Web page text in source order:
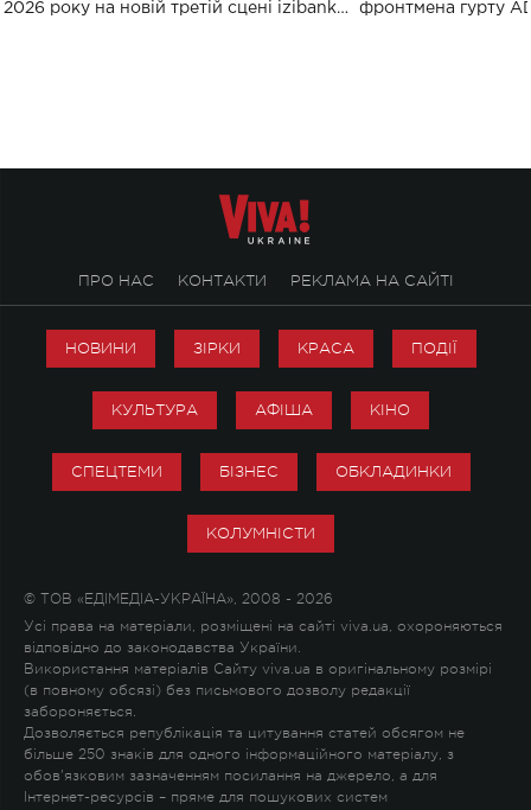
2026 року на новій третій сцені izibank
фронтмена гурту
ПРО НАС КОНТАКТИ РЕКЛАМА НА САЙТІ
НОВИНИ ЗІРКИ КРАСА ПОДІЇ
КУЛЬТУРА АФІША КІНО
СПЕЦТЕМИ БІЗНЕС ОБКЛАДИНКИ
КОЛУМНІСТИ
© ТОВ «ЕДІМЕДІА-УКРАЇНА», 2008 - 2026
Усі права на матеріали, розміщені на сайті viva.ua, охороняються
відповідно до законодавства України.
Використання матеріалів Сайту viva.ua в оригінальному розмірі
(в повному обсязі) без письмового дозволу редакції
забороняється.
Дозволяється републікація та цитування статей обсягом не
більше 250 знаків для одного інформаційного матеріалу, з
обов'язковим зазначенням посилання на джерело, а для
Інтернет-ресурсів – пряме для пошукових систем